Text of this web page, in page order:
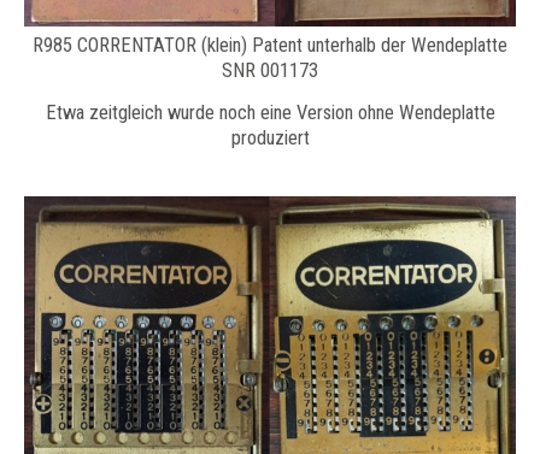
R985 CORRENTATOR (klein) Patent unterhalb der Wendeplatte
SNR 001173
Etwa zeitgleich wurde noch eine Version ohne Wendeplatte
produziert